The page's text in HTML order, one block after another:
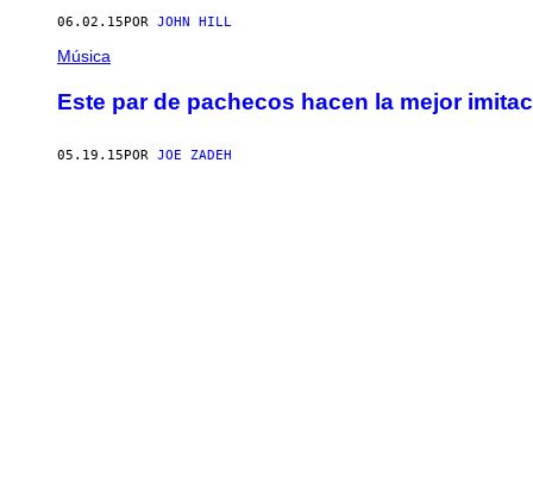
06.02.15 POR JOHN HILL
Música
Este par de pachecos hacen la mejor
05.19.15POR JOE ZADEH